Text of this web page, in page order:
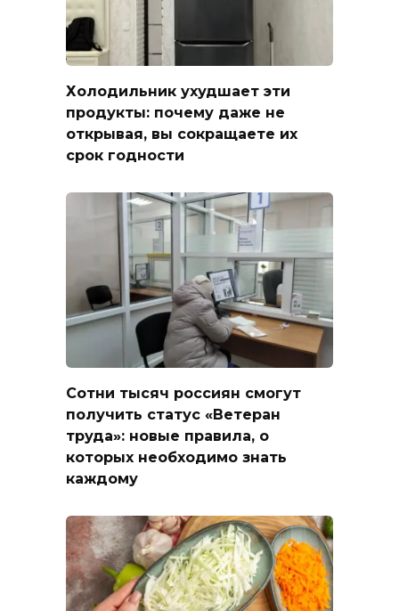
Холодильник ухудшает эти
продукты: почему даже не
открывая, вы сокращаете их
срок годности
Сотни тысяч россиян смогут
получить статус «Ветеран
труда»: новые правила, о
которых необходимо знать
каждому